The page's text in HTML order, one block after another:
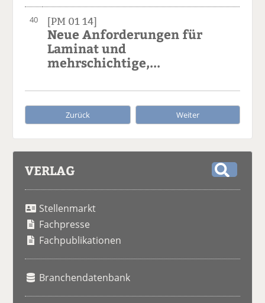
40 [PM 01 14]
Neue Anforderungen für
Laminat und
mehrschichtige,...
Zurück Weiter
VERLAG
Stellenmarkt
Fachpresse
Fachpublikationen
Branchendatenbank